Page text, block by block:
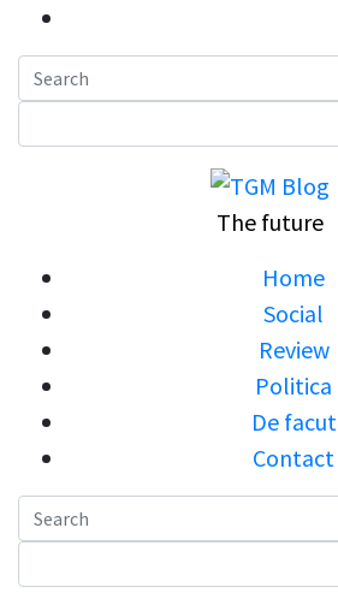
to
content
The future
Home
Social
Review
Politica
De facut
Contact